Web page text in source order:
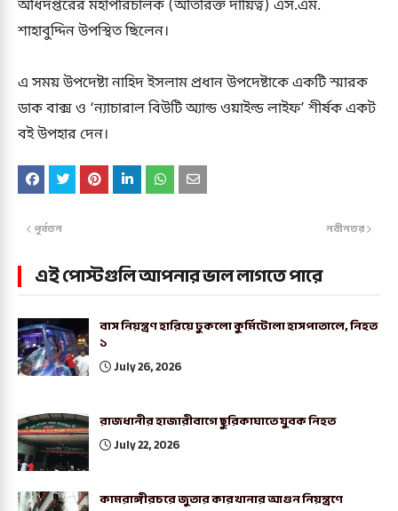
অধিদপ্তরের মহাপরিচালক (অতিরিক্ত দায়িত্ব) এস.এম.
শাহাবুদ্দিন উপস্থিত ছিলেন।
এ সময় উপদেষ্টা নাহিদ ইসলাম প্রধান উপদেষ্টাকে একটি স্মারক
ডাক বাক্স ও ‘ন্যাচারাল বিউটি অ্যান্ড ওয়াইল্ড লাইফ’ শীর্ষক একট
বই উপহার দেন।
নবীনতর
পূর্বতন
এই পোস্টগুলি আপনার ভাল লাগতে পারে
বাস নিয়ন্ত্রণ হারিয়ে ঢুকলো কুর্মিটোলা হাসপাতালে, নিহত
১
July 26, 2026
রাজধানীর হাজারীবাগে ছুরিকাঘাতে যুবক নিহত
July 22, 2026
কামরাঙ্গীরচরে জুতার কারখানার আগুন নিয়ন্ত্রণে